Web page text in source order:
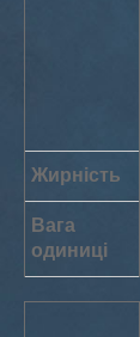
Жирність
Вага
одиниці